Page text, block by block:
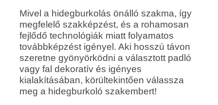
Mivel a hidegburkolás önálló szakma, így
megfelelő szakképzést, és a rohamosan
fejlődő technológiák miatt folyamatos
továbbképzést igényel. Aki hosszú távon
szeretne gyönyörködni a választott padló
vagy fal dekoratív és igényes
kialakításában, körültekintően válassza
meg a hidegburkoló szakembert!